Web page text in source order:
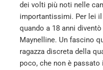
dei volti più noti nelle
importantissimi. Per lei
quando a 18 anni
Maynelline. Un fascino
ragazza discreta della
poco, che non è